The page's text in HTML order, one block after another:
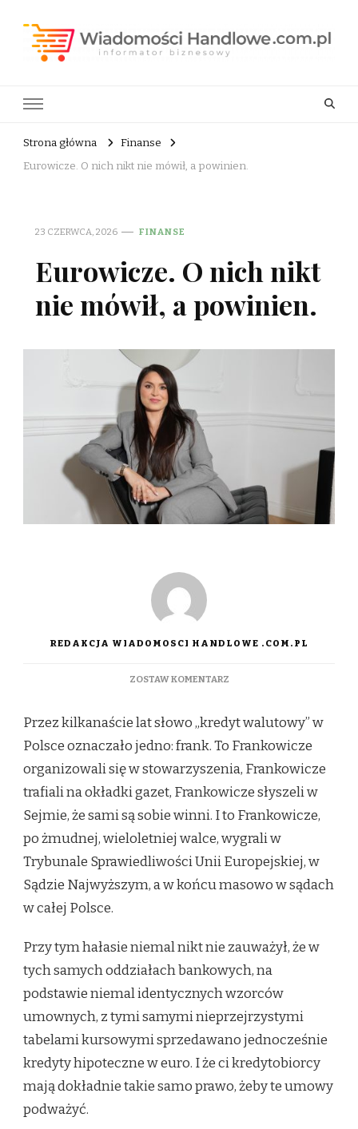
Strona główna
Finanse
Eurowicze. O nich nikt nie mówił, a powinien.
23 CZERWCA, 2026 FINANSE
Eurowicze. O nich nikt
nie mówił, a powinien.
REDAKCJA WIADOMOSCI HANDLOWE .COM.PL
ZOSTAW KOMENTARZDO
NICH
NIKT
NIE
MÓWIŁ,
A
POWINIEN.
Przez kilkanaście lat słowo „kredyt walutowy” w
Polsce oznaczało jedno: frank. To Frankowicze
organizowali się w stowarzyszenia, Frankowicze
trafiali na okładki gazet, Frankowicze słyszeli w
Sejmie, że sami są sobie winni. I to Frankowicze,
po żmudnej, wieloletniej walce, wygrali w
Trybunale Sprawiedliwości Unii Europejskiej, w
Sądzie Najwyższym, a w końcu masowo w sądach
w całej Polsce.
Przy tym hałasie niemal nikt nie zauważył, że w
tych samych oddziałach bankowych, na
podstawie niemal identycznych wzorców
umownych, z tymi samymi nieprzejrzystymi
tabelami kursowymi sprzedawano jednocześnie
kredyty hipoteczne w euro. I że ci kredytobiorcy
mają dokładnie takie samo prawo, żeby te umowy
podważyć.